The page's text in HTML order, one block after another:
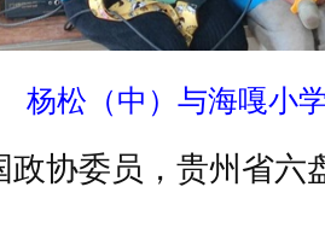
杨松（中）与海嘎小
政协委员，贵州省六